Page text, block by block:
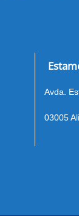
Avda.
03005